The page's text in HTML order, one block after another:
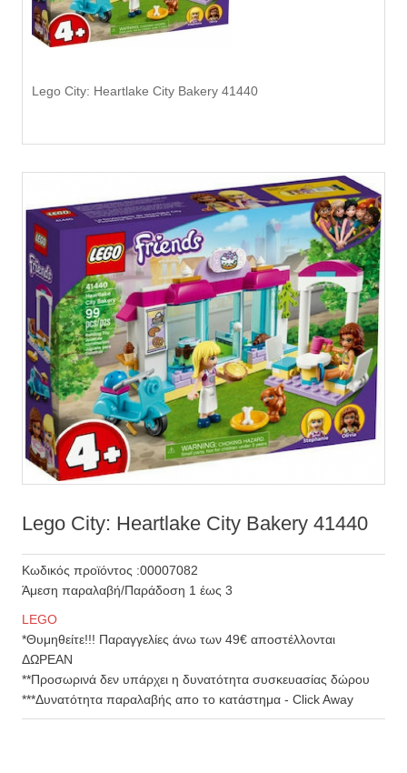
Lego City: Heartlake City Bakery 41440
Lego City: Heartlake City Bakery 41440
Κωδικός προϊόντος :00007082
Άμεση παραλαβή/Παράδοση 1 έως 3
LEGO
*Θυμηθείτε!!! Παραγγελίες άνω των 49€ αποστέλλονται
ΔΩΡΕΑΝ
**Προσωρινά δεν υπάρχει η δυνατότητα συσκευασίας δώρου
***Δυνατότητα παραλαβής απο το κατάστημα - Click Away